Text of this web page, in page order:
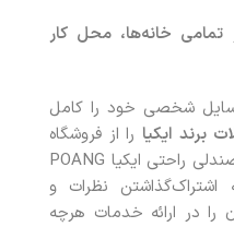
تمامی خانه‌ها، محل کار
شخصی خود را کامل
برند ایکیا را از فروشگاه
زردان سفارش دهید. با خريد صندلی راحتی ایکیا POANG
اشتراک‌گذاشتن نظرات و
را در ارائه خدمات هرچه